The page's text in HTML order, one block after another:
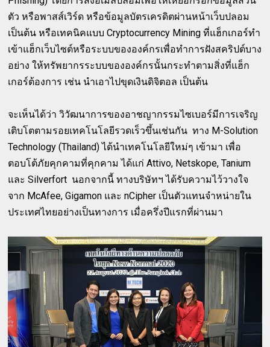
ตัว หรือพาสส์เวิร์ด หรือข้อมูลบัตรเครดิตผ่านหน้าเว็บปลอม
เป็นต้น หรือเทคนิคแบบ Cryptocurrency Mining ที่แฮ็กเกอร์ทำ
เข้าแฮ็กเว็บไซต์หรือระบบขององค์กรเพื่อทำการฝังสคริปต์บาง
อย่าง ให้ทรัพยากรระบบขององค์กรนั้นกระทำตามสิ่งที่แฮ็ก
เกอร์ต้องการ เช่น นำเอาไปขุดเงินดิจิตอล เป็นต้น
จะเห็นได้ว่า วิวัฒนาการของอาชญากรรมไซเบอร์มีการเจริญ
เติบโตตามรอยเทคโนโลยีรวดเร็วขึ้นเช่นกัน ทาง M-Solution
Technology (Thailand) ได้นำเทคโนโลยีใหม่ๆ เข้ามา เพื่อ
ตอบโต้ภัยคุกคามที่คุกคาม ได้แก่ Attivo, Netskope, Tanium
และ Silverfort นอกจากนี้ ทางบริษัทฯ ได้รับความไว้วางใจ
จาก McAfee, Gigamon และ nCipher เป็นตัวแทนจำหน่ายใน
ประเทศไทยอย่างเป็นทางการ เมื่อครึ่งปีแรกที่ผ่านมา